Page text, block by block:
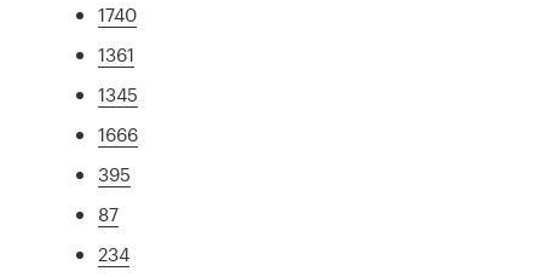
1740
1361
1345
1666
395
87
234